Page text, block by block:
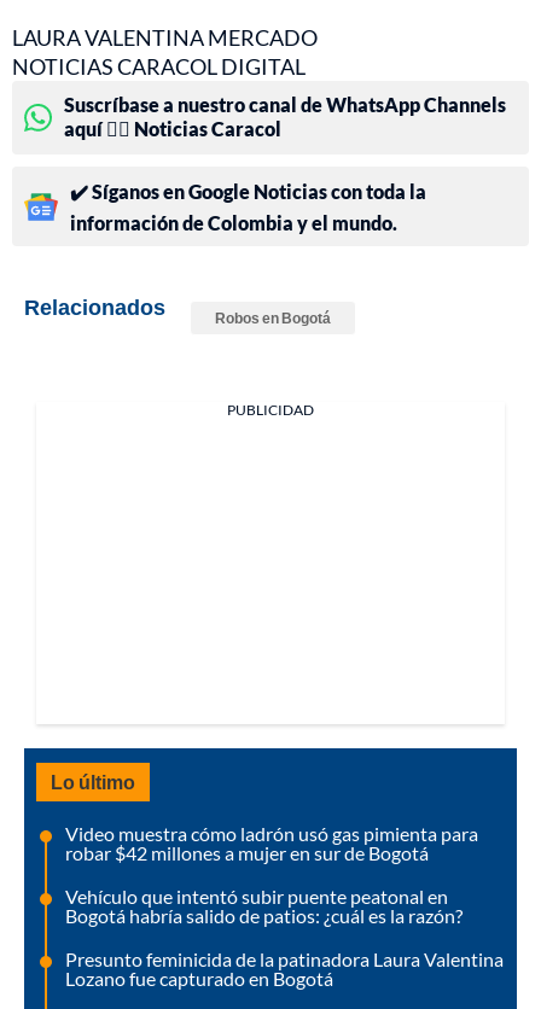
LAURA VALENTINA MERCADO
NOTICIAS CARACOL DIGITAL
Suscríbase a nuestro canal de WhatsApp Channels
aquí 👉🏻 Noticias Caracol
✔️ Síganos en Google Noticias con toda la
información de Colombia y el mundo.
Relacionados Robos en Bogotá
PUBLICIDAD
Lo último
Video muestra cómo ladrón usó gas pimienta para
robar $42 millones a mujer en sur de Bogotá
Vehículo que intentó subir puente peatonal en
Bogotá habría salido de patios: ¿cuál es la razón?
Presunto feminicida de la patinadora Laura Valentina
Lozano fue capturado en Bogotá